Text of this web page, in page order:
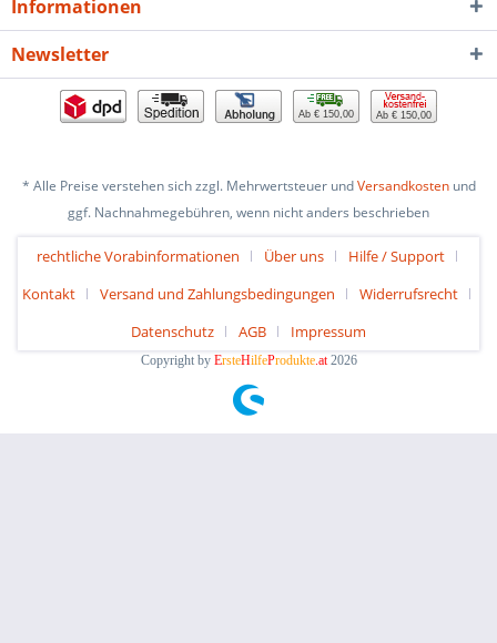
Informationen
Newsletter
Ab € 150,00 Ab € 150,00
* Alle Preise verstehen sich zzgl. Mehrwertsteuer undVersandkostenund
ggf. Nachnahmegebühren, wenn nicht anders beschrieben
rechtliche Vorabinformationen Über uns
Hilfe / Support
Kontakt
Versand und Zahlungsbedingungen
Widerrufsrecht
Datenschutz
AGB Impressum
Copyright by ErsteHilfeProdukte.at2026